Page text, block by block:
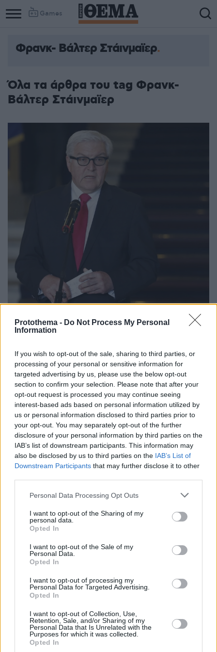
Protothema - Do Not Process My Personal
Information
If you wish to opt-out of the sale, sharing to third parties, or
processing of your personal or sensitive information for
targeted advertising by us, please use the below opt-out
section to confirm your selection. Please note that after your
opt-out request is processed you may continue seeing
interest-based ads based on personal information utilized by
us or personal information disclosed to third parties prior to
your opt-out. You may separately opt-out of the further
disclosure of your personal information by third parties on the
IAB’s list of downstream participants. This information may
also be disclosed by us to third parties on the IAB’s List of
Downstream Participants that may further disclose it to other
Please note that this website/app uses one or more Google
not limited to your visit or usage behaviour. You may click to
grant or deny consent to Google and its third-party tags to
use your data for below specified purposes in below Google
consent section.
Personal Data Processing Opt Outs
I want to opt-out of the Sharing of my
personal data.
Opted In
I want to opt-out of the Sale of my
Personal Data.
Opted In
I want to opt-out of processing my
Personal Data for Targeted Advertising.
Opted In
I want to opt-out of Collection, Use,
Retention, Sale, and/or Sharing of my
Personal Data that Is Unrelated with the
Purposes for which it was collected.
Opted In
Games
Φρανκ- Βάλτερ Στάινμαϊερ
Όλα τα άρθρα του tag Φρανκ-
Βάλτερ Στάινμαϊερ
Σταϊνμάιερ - «Στην Ευρώπη μαίνεται πραγματικός
πόλεμος»
Η Γερμανία πρέπει να βγάλει τα δικά της
συμπεράσματα από την επίθεση της Ρωσίας εναντίον
της Ουκρανίας, τόνισε σε συνέντευξή του
14.07.2025, 02:27
27.12.2024, 12:38 4